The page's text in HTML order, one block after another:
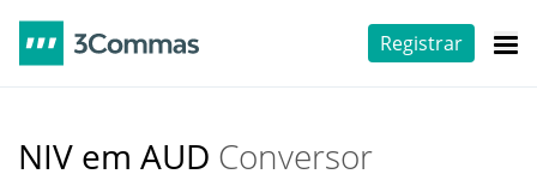
Registrar
NIV em AUD Conversor